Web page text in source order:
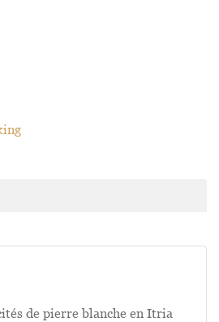
de pierre blanche en Itria